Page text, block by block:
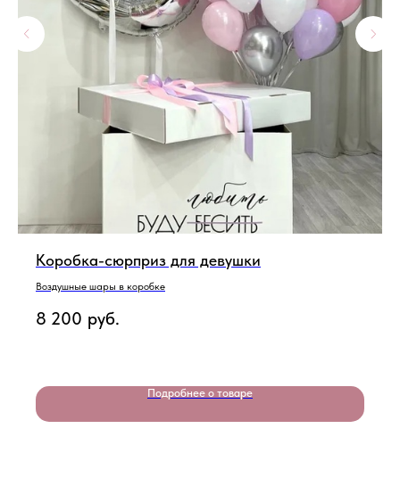
Коробка-сюрприз для девушки
Воздушные шары в коробке
8 200 руб.
Подробнее о товаре